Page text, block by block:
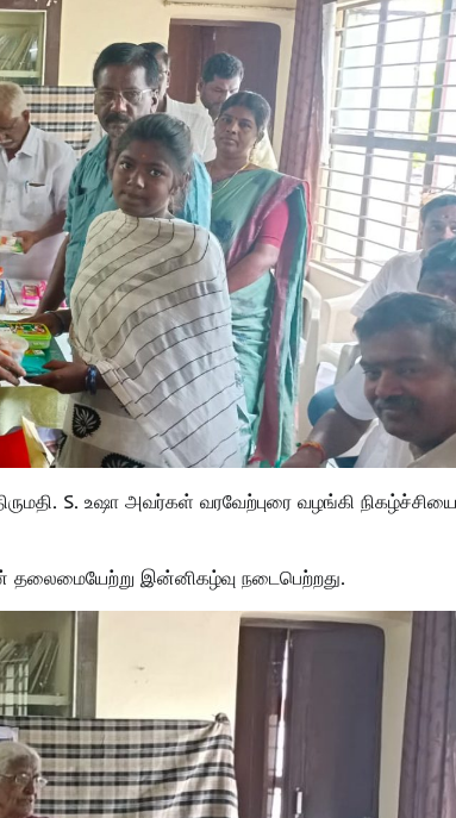
S. உஷா அவர்கள் வரவேற்புரை வழங்கி நிகழ்ச்சியை
தலைமையேற்று இன்னிகழ்வு நடைபெற்றது.